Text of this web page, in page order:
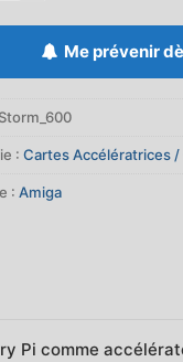
Me prévenir
: Cartes Accélératrices /
: Amiga
Pi comme